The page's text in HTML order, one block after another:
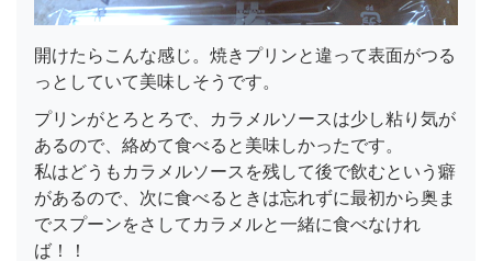
開けたらこんな感じ。焼きプリンと違って表面がつる
っとしていて美味しそうです。
プリンがとろとろで、カラメルソースは少し粘り気が
あるので、絡めて食べると美味しかったです。
私はどうもカラメルソースを残して後で飲むという癖
があるので、次に食べるときは忘れずに最初から奥ま
でスプーンをさしてカラメルと一緒に食べなけれ
ば！！